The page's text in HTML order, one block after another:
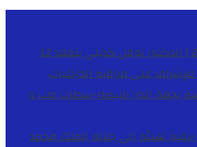
الدكتور نوفل كديلي يتفقد 12
على مراقبة الداخليات
بجهة الدار البيضاء-سطاتطب و
برقية تهنئة الى جلالة الملك محمد